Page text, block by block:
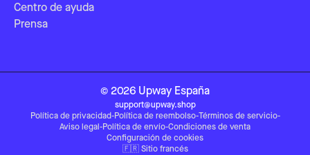
Centro de ayuda
Prensa
© 2026 Upway España
support@upway.shop
Política de privacidad-Política de reembolso-Términos de servicio-
Aviso legal -Política de envío-Condiciones de venta
Configuración de cookies
🇫🇷 Sitio francés